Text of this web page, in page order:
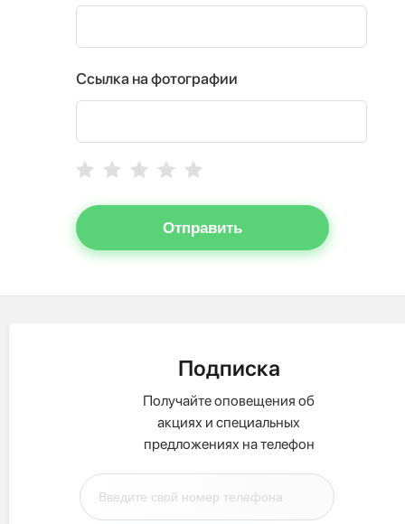
Ссылка на фотографии
Отправить
Подписка
Получайте оповещения об
акциях и специальных
предложениях на телефон